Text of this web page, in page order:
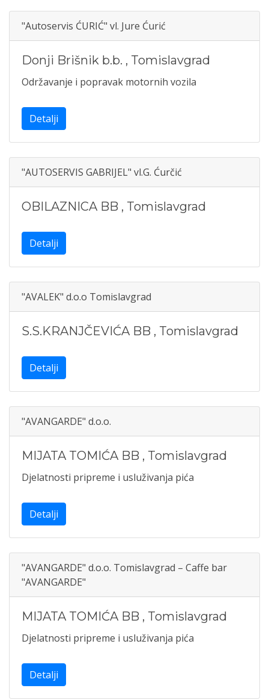
"Autoservis ĆURIĆ" vl. Jure Ćurić
Donji Brišnik b.b. , Tomislavgrad
Održavanje i popravak motornih vozila
Detalji
"AUTOSERVIS GABRIJEL" vl.G. Ćurčić
OBILAZNICA BB , Tomislavgrad
Detalji
"AVALEK" d.o.o Tomislavgrad
S.S.KRANJČEVIĆA BB , Tomislavgrad
Detalji
"AVANGARDE" d.o.o.
MIJATA TOMIĆA BB , Tomislavgrad
Djelatnosti pripreme i usluživanja pića
Detalji
"AVANGARDE" d.o.o. Tomislavgrad – Caffe bar
"AVANGARDE"
MIJATA TOMIĆA BB , Tomislavgrad
Djelatnosti pripreme i usluživanja pića
Detalji